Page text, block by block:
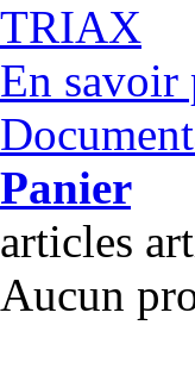
TRIAX
En savoir
Panier
articles
Aucun